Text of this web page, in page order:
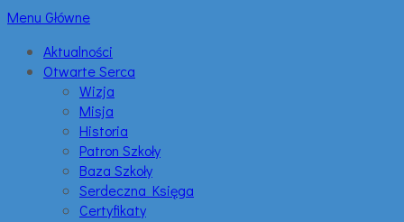
Menu Główne
Aktualności
Otwarte Serca
Wizja
Misja
Historia
Patron Szkoły
Baza Szkoły
Serdeczna Księga
Certyfikaty